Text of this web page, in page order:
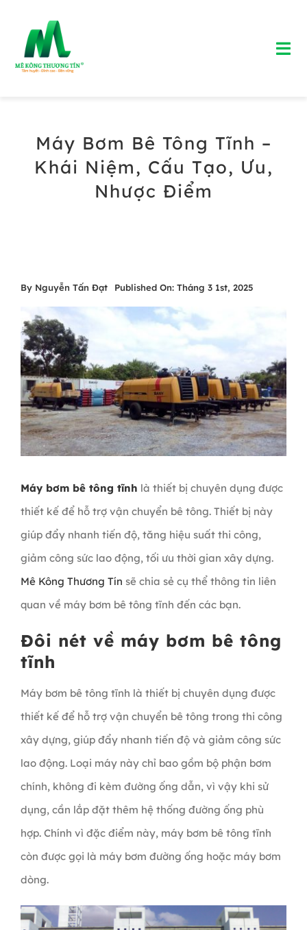
content
Giới Thiệu
Bảng Giá Bê Tông Tươi
Máy Bơm Bê Tông Tĩnh –
Khái Niệm, Cấu Tạo, Ưu,
Nhược Điểm
By Nguyễn Tấn Đạt Published On: Tháng 3 1st, 2025
Máy bơm bê tông tĩnh là thiết bị chuyên dụng được
thiết kế để hỗ trợ vận chuyển bê tông. Thiết bị này
giúp đẩy nhanh tiến độ, tăng hiệu suất thi công,
giảm công sức lao động, tối ưu thời gian xây dựng.
Mê Kông Thương Tín sẽ chia sẻ cụ thể thông tin liên
quan về máy bơm bê tông tĩnh đến các bạn.
Đôi nét về máy bơm bê tông
tĩnh
Máy bơm bê tông tĩnh là thiết bị chuyên dụng được
thiết kế để hỗ trợ vận chuyển bê tông trong thi công
xây dựng, giúp đẩy nhanh tiến độ và giảm công sức
lao động. Loại máy này chỉ bao gồm bộ phận bơm
chính, không đi kèm đường ống dẫn, vì vậy khi sử
dụng, cần lắp đặt thêm hệ thống đường ống phù
hợp. Chính vì đặc điểm này, máy bơm bê tông tĩnh
còn được gọi là máy bơm đường ống hoặc máy bơm
dòng.